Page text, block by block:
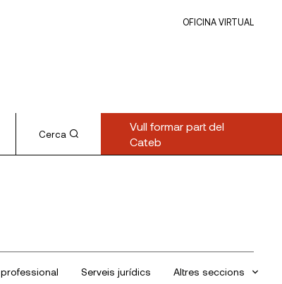
OFICINA VIRTUAL
Cerca
Vull formar part del
Cateb
Serveis jurídics Altres seccions